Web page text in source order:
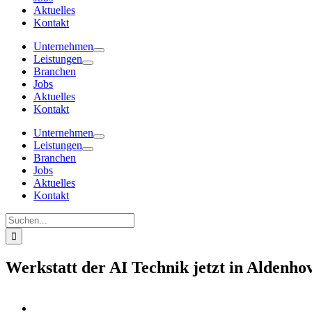
Aktuelles
Kontakt
Unternehmen
Leistungen
Branchen
Jobs
Aktuelles
Kontakt
Unternehmen
Leistungen
Branchen
Jobs
Aktuelles
Kontakt
Suche
nach:
Werkstatt der AI Technik jetzt in